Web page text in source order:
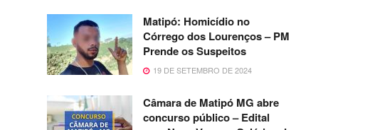
Matipó: Homicídio no
Córrego dos Lourenços – PM
Prende os Suspeitos
19 DE SETEMBRO DE 2024
Câmara de Matipó MG abre
concurso público – Edital